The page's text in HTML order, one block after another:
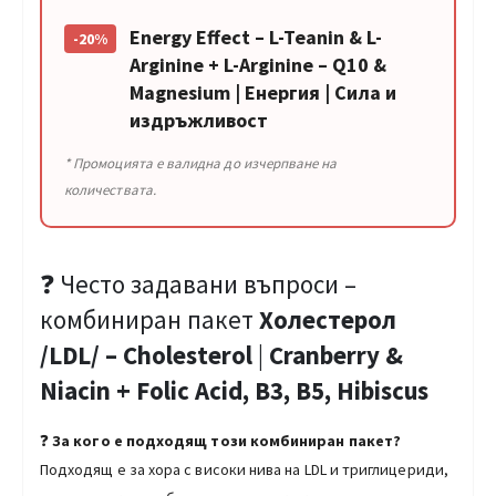
-20%
Energy Effect – L-Teanin & L-
Arginine + L-Arginine – Q10 &
Magnesium | Енергия | Сила и
издръжливост
* Промоцията е валидна до изчерпване на
количествата.
❓ Често задавани въпроси –
комбиниран пакет Холестерол
/LDL/ – Cholesterol Cranberry &
Niacin + Folic Acid, B3, B5, Hibiscus
❓За кого е подходящ този комбиниран пакет?
Подходящ е за хора с високи нива на LDL и триглицериди,